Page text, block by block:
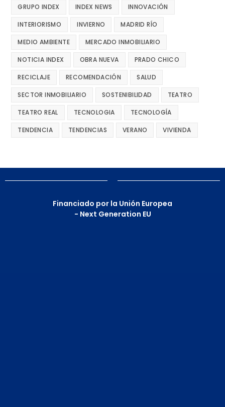
GRUPO INDEX INDEX NEWS INNOVACIÓN
INTERIORISMO INVIERNO MADRID RÍO
MEDIO AMBIENTE MERCADO INMOBILIARIO
NOTICIA INDEX OBRA NUEVA PRADO CHICO
RECICLAJE RECOMENDACIÓN SALUD
SECTOR INMOBILIARIO SOSTENIBILIDAD TEATRO
TEATRO REAL TECNOLOGIA TECNOLOGÍA
TENDENCIA TENDENCIAS VERANO VIVIENDA
Financiado por la Unión Europea
- Next Generation EU